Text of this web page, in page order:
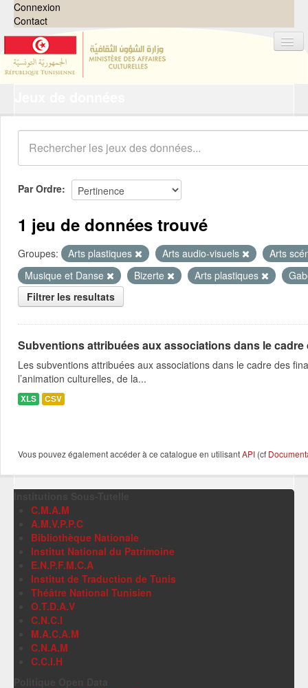
Connexion
Contact
Organisations
Groupes
Demandes 0
À propos
Par Ordre
1 jeu de données trouvé
Groupes: Arts plastiques Arts audio-visuels
Arts
Musique et Danse
Bizerte Arts plastiques
Filtrer les resultats
Subventions attribuées aux associations dans le
Les subventions attribuées aux associations dans le cadre des
l’animation culturelles, de la...
XLS CSV
Vous pouvez également accéder à ce catalogue en utilisantAPI (cf
C.M.A.M
A.M.V.P.P.C
Bibliothèque Nationale
Institut National du Patrimoine
E.N.P.F.M.C.A
Institut de Traduction de Tunis
Théâtre National Tunisien
O.T.D.A.V
C.N.C.I
M.A.C.A.M
C.N.A.M
C.C.I.H